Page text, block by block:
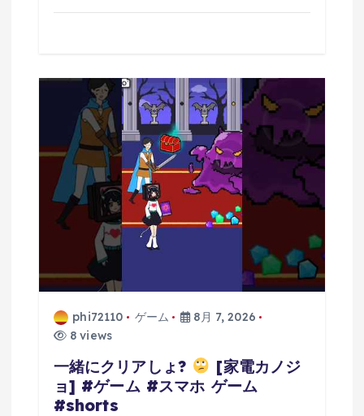
phi72110 ゲーム
8月 7, 2026
8 views
一緒にクリアしょ?
[家電カノジ
ョ] #ゲーム #スマホ ゲーム
#shorts